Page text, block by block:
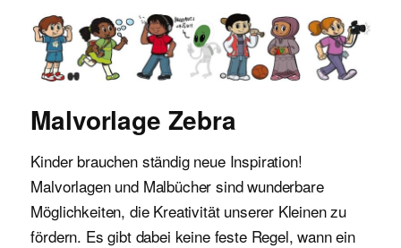
Malvorlagen für Kinder
Malvorlage Zebra
Kinder brauchen ständig neue Inspiration!
Malvorlagen und Malbücher sind wunderbare
Möglichkeiten, die Kreativität unserer Kleinen zu
fördern. Es gibt dabei keine feste Regel, wann ein